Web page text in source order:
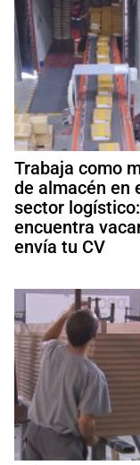
Trabaja como
de almacén en
sector logístico:
encuentra
envía tu CV